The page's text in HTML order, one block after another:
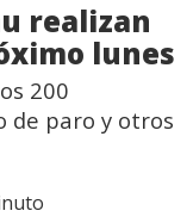
realizan
lunes
200
de paro y otros